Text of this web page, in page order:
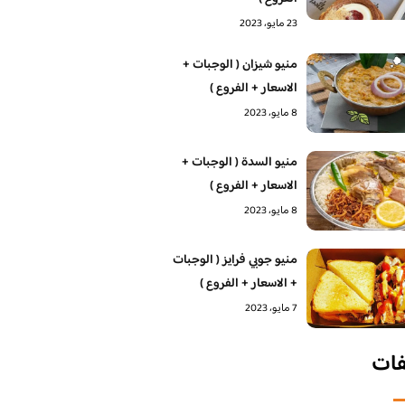
23 مايو، 2023
منيو شيزان ( الوجبات +
الاسعار + الفروع )
8 مايو، 2023
منيو السدة ( الوجبات +
الاسعار + الفروع )
8 مايو، 2023
منيو جوبي فرايز ( الوجبات
+ الاسعار + الفروع )
7 مايو، 2023